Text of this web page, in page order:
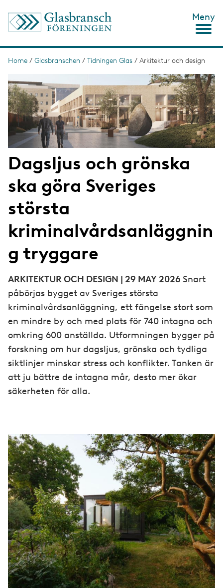
Meny
B
r
e
a
d
c
u
m
Home / Glasbranschen / Tidningen Glas / Arkitektur och design
Dagsljus och grönska
ska göra Sveriges
största
kriminalvårdsanläggnin
g tryggare
ARKITEKTUR OCH DESIGN | 29 MAY 2026 Snart
påbörjas bygget av Sveriges största
kriminalvårdsanläggning, ett fängelse stort som
en mindre by och med plats för 740 intagna och
omkring 600 anställda. Utformningen bygger på
forskning om hur dagsljus, grönska och tydliga
siktlinjer minskar stress och konflikter. Tanken är
att ju bättre de intagna mår, desto mer ökar
säkerheten för alla.